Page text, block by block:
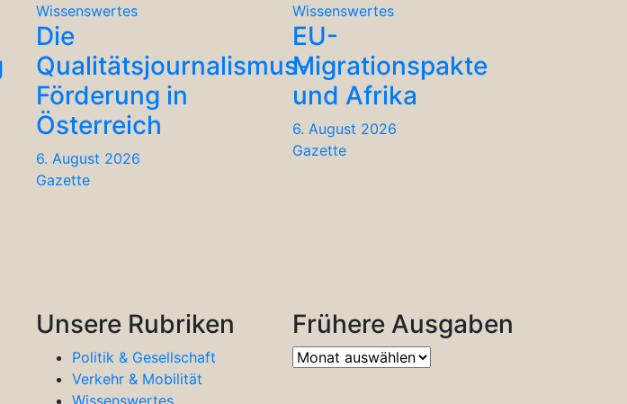
Wissenswertes
Die
Qualitätsjournalismus-
Förderung in
Österreich
6. August 2026
Gazette
Wissenswertes
EU-
Migrationspakte
und Afrika
6. August 2026
Gazette
Unsere Rubriken
Politik & Gesellschaft
Verkehr & Mobilität
Wissenswertes
Frühere Ausgaben
Frühere